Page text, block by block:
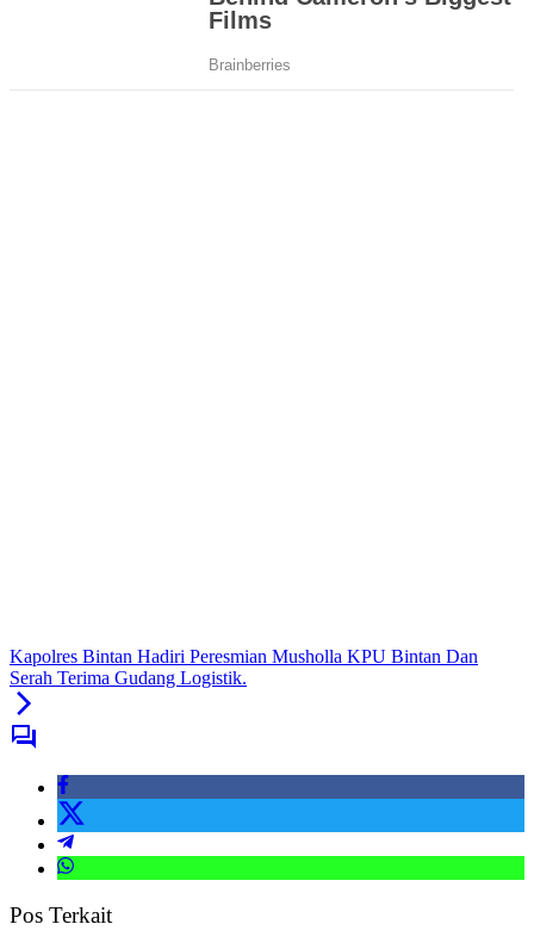
Kapolres Bintan Hadiri Peresmian Musholla KPU Bintan Dan
Serah Terima Gudang Logistik.
Pos Terkait